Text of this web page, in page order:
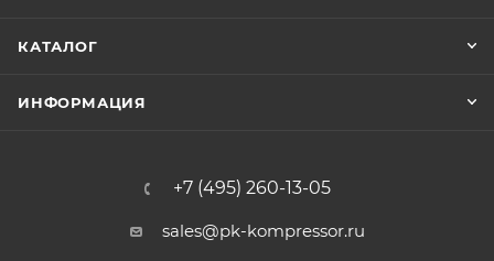
КАТАЛОГ
ИНФОРМАЦИЯ
+7 (495) 260-13-05
sales@pk-kompressor.ru